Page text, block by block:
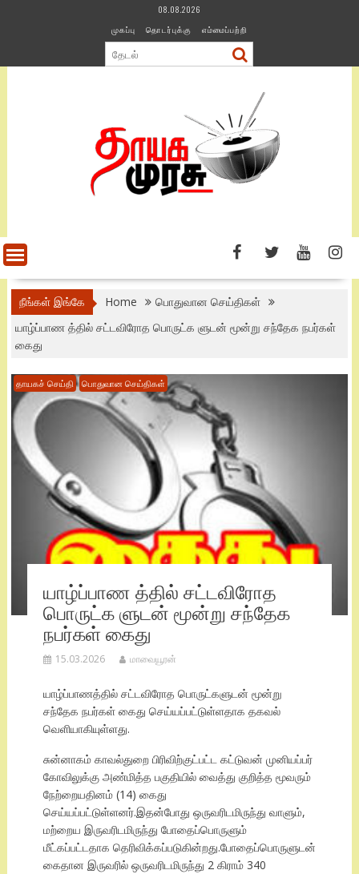
08.08.2026
முகப்பு
தொடர்புக்கு எம்மைப்பற்றி
நீங்கள் இங்கே Home
பொதுவான செய்திகள்
யாழ்ப்பாண த்தில் சட்டவிரோத பொருட்க ளுடன் மூன்று சந்தேக நபர்கள்
கைது
தாயகச் செய்தி பொதுவான செய்திகள்
யாழ்ப்பாண த்தில் சட்டவிரோத
பொருட்க ளுடன் மூன்று சந்தேக
நபர்கள் கைது
15.03.2026 மாவையூரன்
யாழ்ப்பாணத்தில் சட்டவிரோத பொருட்களுடன் மூன்று
சந்தேக நபர்கள் கைது செய்யப்பட்டுள்ளதாக தகவல்
வெளியாகியுள்ளது.
சுன்னாகம் காவல்துறை பிரிவிற்குட்பட்ட கட்டுவன் முனியப்பர்
கோவிலுக்கு அண்மித்த பகுதியில் வைத்து குறித்த மூவரும்
நேற்றையதினம் (14) கைது
செய்யப்பட்டுள்ளனர்.இதன்போது ஒருவரிடமிருந்து வாளும்,
மற்றைய இருவரிடமிருந்து போதைப்பொருளும்
மீட்கப்பட்டதாக தெரிவிக்கப்படுகின்றது.போதைப்பொருளுடன்
கைதான இருவரில் ஒருவரிடமிருந்து 2 கிராம் 340